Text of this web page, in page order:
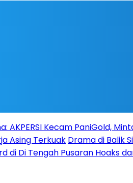
AKPERSI Kecam PaniGold,
Asing Terkuak Drama di Balik
di Di Tengah Pusaran Hoaks